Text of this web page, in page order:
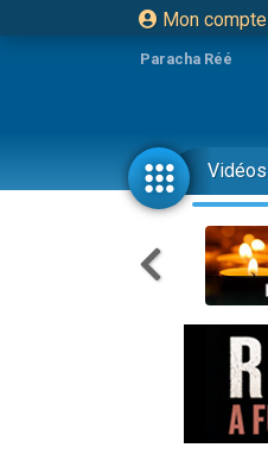
Mon compte
Paracha Réé
Vidéos